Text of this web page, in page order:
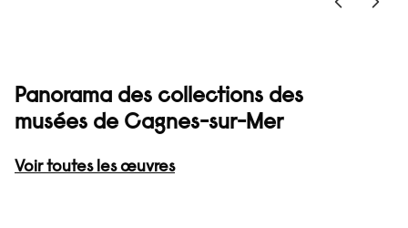
Panorama des collections des
musées de Cagnes-sur-Mer
Voir toutes les œuvres